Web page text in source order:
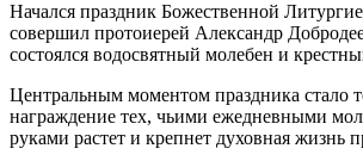
Начался праздник Божественной
совершил протоиерей Александр
состоялся водосвятный молебен и
Центральным моментом праздника стало
награждение тех, чьими ежедневными
руками растет и крепнет духовная жизнь